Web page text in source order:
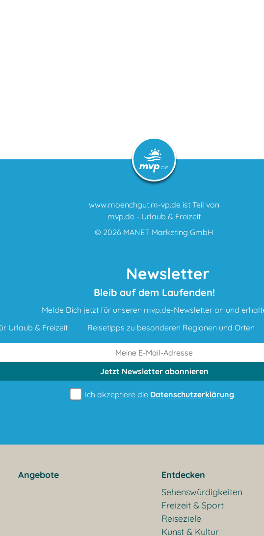
www.moenchgut.m-vp.de ist Teil von
mvp.de - Urlaub & Freizeit
© 2026 MANET Marketing GmbH
Newsletter
Bleib auf dem Laufenden!
Melde Dich jetzt für unseren mvp.de-Newsletter an und
Urlaub & Freizeit
Reisetipps zu besonderen Regionen und Orten
Jetzt Newsletterabonnieren
Ich akzeptiere die Datenschutzerklärung.
Angebote
Entdecken
Sehenswürdigkeiten
Freizeit & Sport
Reiseziele
Kunst & Kultur